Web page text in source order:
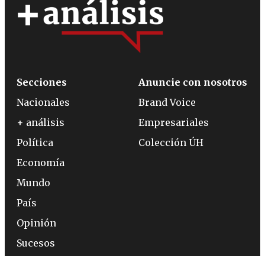
Secciones
Nacionales
+ análisis
Política
Economía
Mundo
País
Opinión
Sucesos
Anuncie con nosotros
Brand Voice
Empresariales
Colección ÚH